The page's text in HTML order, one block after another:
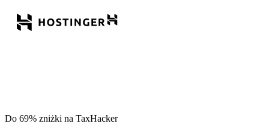
Do 69% zniżki na TaxHacker